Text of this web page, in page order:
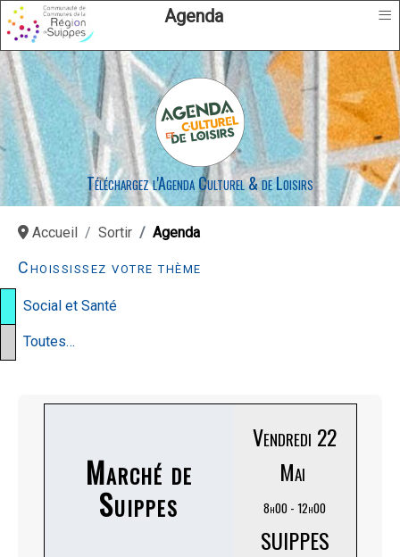
Agenda ≡
Téléchargez l'Agenda Culturel & de Loisirs
Accueil Sortir Agenda
Choississez votre thème
Social et Santé
Toutes…
Marché de
Suippes
Vendredi 22
Mai
8h00 - 12h00
SUIPPES